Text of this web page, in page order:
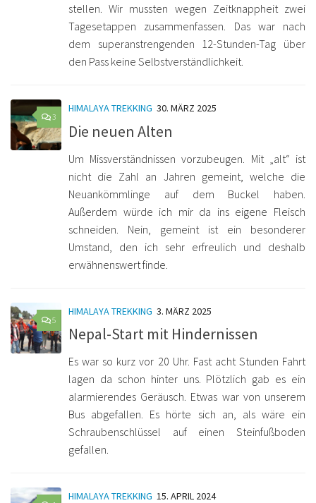
stellen. Wir mussten wegen Zeitknappheit zwei
Tagesetappen zusammenfassen. Das war nach
dem superanstrengenden 12-Stunden-Tag über
den Pass keine Selbstverständlichkeit.
3
HIMALAYA TREKKING 30. MÄRZ 2025
Die neuen Alten
Um Missverständnissen vorzubeugen. Mit „alt“ ist
nicht die Zahl an Jahren gemeint, welche die
Neuankömmlinge auf dem Buckel haben.
Außerdem würde ich mir da ins eigene Fleisch
schneiden. Nein, gemeint ist ein besonderer
Umstand, den ich sehr erfreulich und deshalb
erwähnenswert finde.
5
HIMALAYA TREKKING 3. MÄRZ 2025
Nepal-Start mit Hindernissen
Es war so kurz vor 20 Uhr. Fast acht Stunden Fahrt
lagen da schon hinter uns. Plötzlich gab es ein
alarmierendes Geräusch. Etwas war von unserem
Bus abgefallen. Es hörte sich an, als wäre ein
Schraubenschlüssel auf einen Steinfußboden
gefallen.
HIMALAYA TREKKING 15. APRIL 2024